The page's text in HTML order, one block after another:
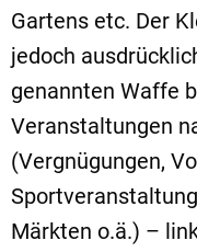
Gartens etc. Der
jedoch
genannten Waffe
Veranstaltungen
(Vergnügungen,
Märkten o.ä.) –